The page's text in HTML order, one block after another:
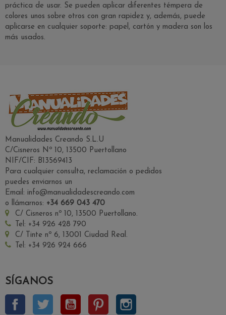
práctica de usar. Se pueden aplicar diferentes témpera de
colores unos sobre otros con gran rapidez y, además, puede
aplicarse en cualquier soporte: papel, cartón y madera son los
más usados.
Manualidades Creando S.L.U
C/Cisneros Nº 10, 13500 Puertollano
NIF/CIF: B13569413
Para cualquier consulta, reclamación o pedidos
puedes enviarnos un
Email: info@manualidadescreando.com
o llámarnos: +34 669 043 470
C/ Cisneros nº 10, 13500 Puertollano.
Tel: +34 926 428 790
C/ Tinte nº 6, 13001 Ciudad Real.
Tel: +34 926 924 666
SÍGANOS
Facebook Twitter YouTube Pinterest